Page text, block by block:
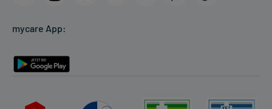
Rückgabe/Widerruf
mycare App: